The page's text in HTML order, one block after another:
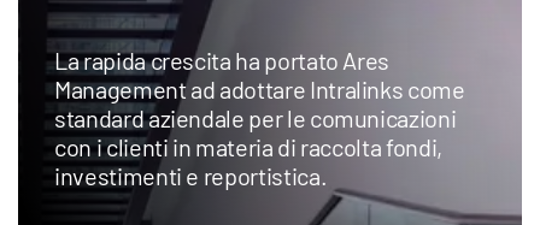
La rapida crescita ha portato Ares
Management ad adottare Intralinks come
standard aziendale per le comunicazioni
con i clienti in materia di raccolta fondi,
investimenti e reportistica.